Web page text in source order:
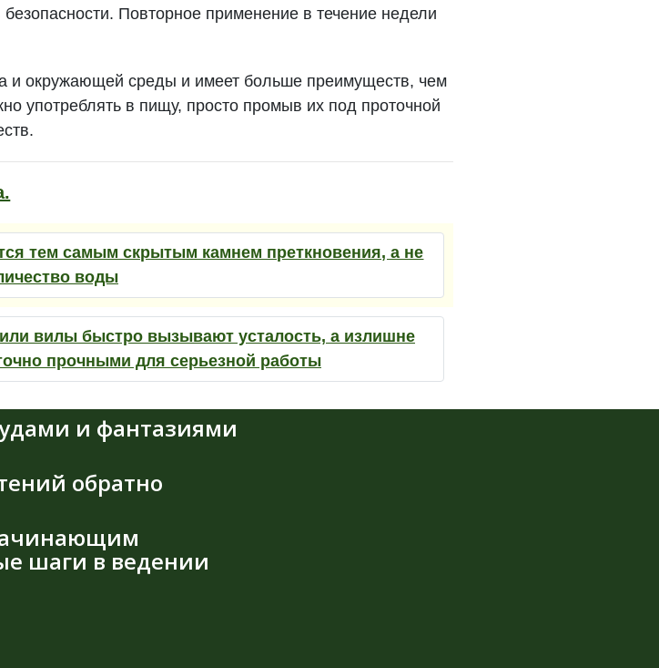
Повторное применение в течение недели
и окружающей среды и имеет больше преимуществ, чем
употреблять в пищу, просто промыв их под проточной
тем самым скрытым камнем преткновения, а не
воды
вилы быстро вызывают усталость, а излишне
прочными для серьезной работы
и фантазиями
обратно
шаги в ведении